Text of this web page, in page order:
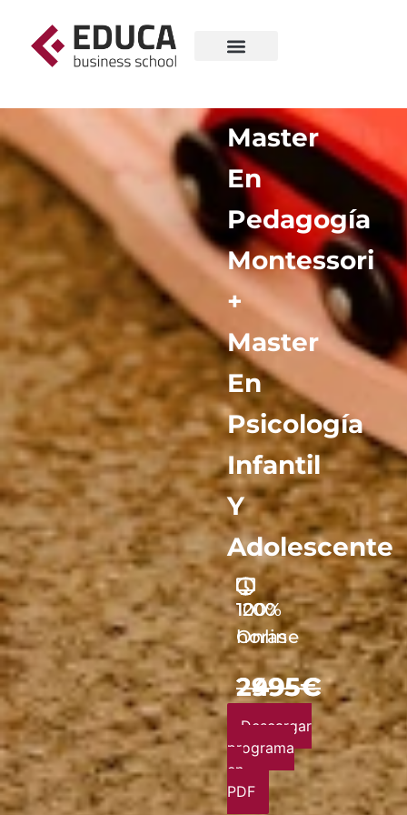
Master
En
Pedagogía
Montessori
+
Master
En
Psicología
Infantil
Y
Adolescente
1200
horas
100%
Online
2995€
2495€
Descargar
programa
en
PDF